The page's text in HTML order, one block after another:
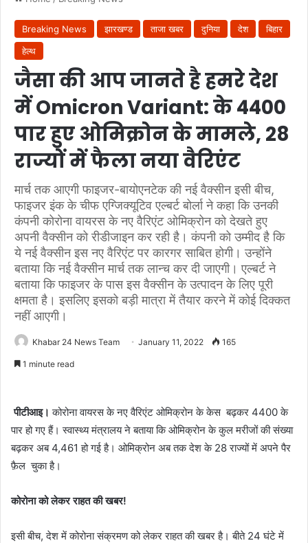
Breaking News झारखण्ड ताजा खबर दुनिया देश
बिहार
हेल्थ
जैसा की आप जानते है हमरे देश
में Omicron Variant: के 4400
पार हुए ओमिक्रोन के मामले, 28
राज्यों में फैला नया वैरिएंट
मार्च तक आएगी फाइजर-बायोएनटेक की नई वैक्‍सीन इसी बीच,
फाइजर इंक के चीफ एग्जिक्‍यूटिव एल्‍बर्ट बोर्ला ने कहा कि उनकी
कंपनी कोरोना वायरस के नए वैरिएंट ओमिक्रोन को देखते हुए
अपनी वैक्‍सीन को रीडीजाइन कर रही है। कंपनी को उम्‍मीद है कि
ये नई वैक्‍सीन इस नए वैरिएंट पर कारगर साबित होगी। उन्होंने
बताया कि नई वैक्सीन मार्च तक लान्च कर दी जाएगी। एल्‍बर्ट ने
बताया कि फाइजर के पास इस वैक्‍सीन के उत्‍पादन के लिए पूरी
क्षमता है। इसलिए इसको बड़ी मात्रा में तैयार करने में कोई दिक्‍कत
नहीं आएगी।
Khabar 24 News Team January 11, 2022 165
1 minute read
पीटीआइ।कोरोना वायरस के नए वैरिएंट ओमिक्रोन के केस बढ़कर 4400 के
पार हो गए हैं। स्वास्थ्य मंत्रालय ने बताया कि ओमिक्रोन के कुल मरीजों की संख्या
बढ़कर अब 4,461 हो गई है। ओमिक्रोन अब तक देश के 28 राज्यों में अपने पैर
फ़ैल चुका है।
कोरोना को लेकर राहत की खबर!
इसी बीच, देश में कोरोना संक्रमण को लेकर राहत की खबर है। बीते 24 घंटे में